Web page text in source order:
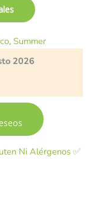
, Summer
2026
Ni Alérgenos ✅